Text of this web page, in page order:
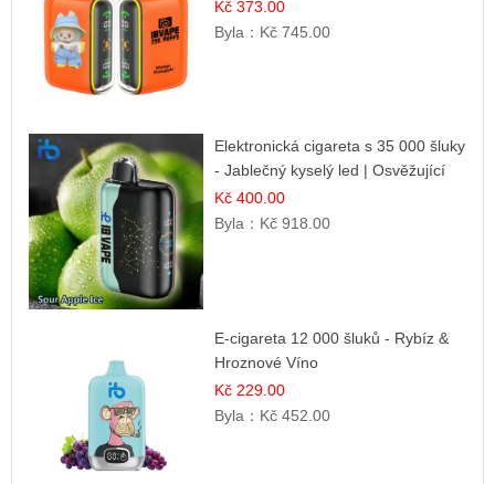
Kč 373.00
Byla： Kč 745.00
Elektronická cigareta s 35 000 šluky
- Jablečný kyselý led | Osvěžující
kyselá jablka
Kč 400.00
Byla： Kč 918.00
E-cigareta 12 000 šluků - Rybíz &
Hroznové Víno
Kč 229.00
Byla： Kč 452.00